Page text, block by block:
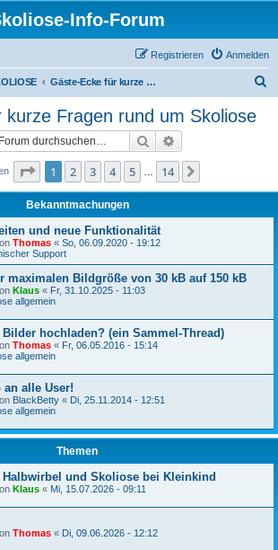
Info-Forum
Anmelden
Registrieren
Gäste-Ecke für kurze Fragen rund um Skoliose
kurze Fragen rund um Skoliose
Suche
Seite 1von 14
1 2 3 4 5 14
Bekanntmachungen
und neue Funktionalität
Thomas « So, 06.09.2020 - 19:12
Support
maximalen Bildgröße von 30 kB auf 150 kB
Klaus « Fr, 31.10.2025 - 11:03
allgemein
hochladen? (ein Sammel-Thread)
Thomas « Fr, 06.05.2016 - 15:14
allgemein
alle User!
BlackBetty « Di, 25.11.2014 - 12:51
allgemein
Themen
Halbwirbel und Skoliose bei Kleinkind
Klaus « Mi, 15.07.2026 - 09:11
Thomas « Di, 09.06.2026 - 12:12